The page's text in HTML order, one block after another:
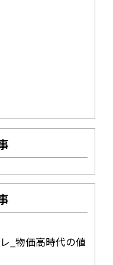
_物価高時代の値